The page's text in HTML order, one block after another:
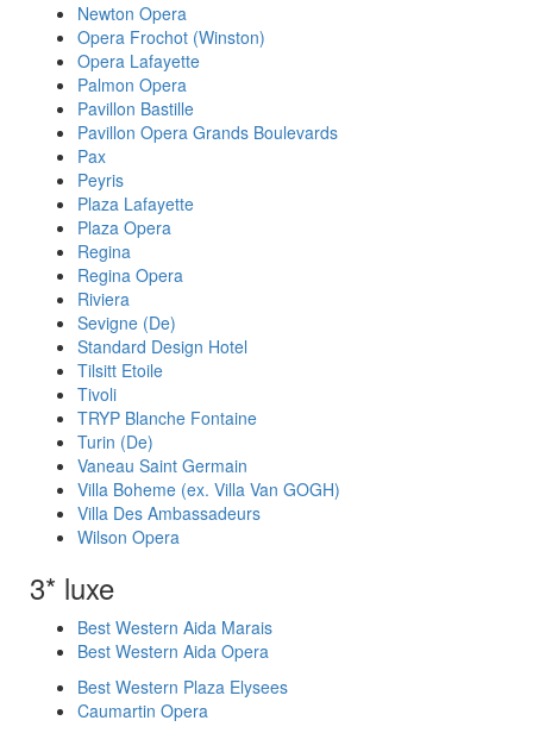
Newton Opera
Opera Frochot (Winston)
Opera Lafayette
Palmon Opera
Pavillon Bastille
Pavillon Opera Grands Boulevards
Pax
Peyris
Plaza Lafayette
Plaza Opera
Regina
Regina Opera
Riviera
Sevigne (De)
Standard Design Hotel
Tilsitt Etoile
Tivoli
TRYP Blanche Fontaine
Turin (De)
Vaneau Saint Germain
Villa Boheme (ex. Villa Van GOGH)
Villa Des Ambassadeurs
Wilson Opera
3* luxe
Best Western Aida Marais
Best Western Aida Opera
Best Western Plaza Elysees
Caumartin Opera